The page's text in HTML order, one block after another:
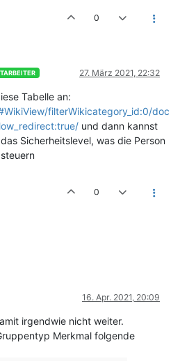
0
27. März 2021, 22:32
Tabelle an:
filterWikicategory_id:0/doc
und dann kannst
Sicherheitslevel, was die Person
0
16. Apr. 2021, 20:09
irgendwie nicht weiter.
Merkmal folgende